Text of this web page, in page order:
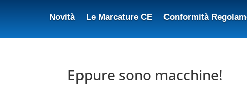
Novità Le Marcature CE Conformità
Eppure sono macchine!